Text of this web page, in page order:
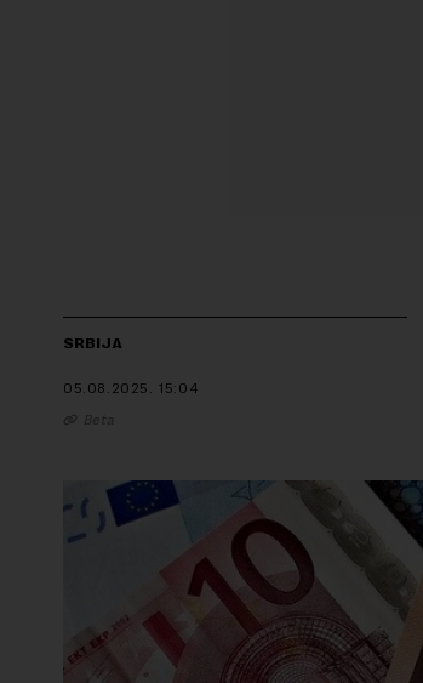
SRBIJA
05.08.2025. 15:04
Beta